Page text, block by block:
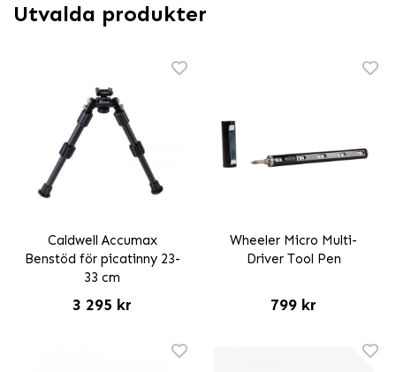
Utvalda produkter
Caldwell Accumax
Benstöd för picatinny 23-
33 cm
3 295 kr
Wheeler Micro Multi-
Driver Tool Pen
799 kr